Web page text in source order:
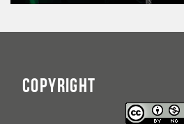
COPYRIGHT